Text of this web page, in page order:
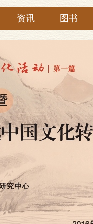
资讯 图书